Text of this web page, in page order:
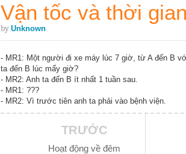
Vận tốc và thời
by Unknown
- MR1: Một người đi xe máy lúc 7 giờ, từ A đến B
ta đến B lúc mấy giờ?
- MR2: Anh ta đến B ít nhất 1 tuần sau.
- MR1: ???
- MR2: Vì trước tiên anh ta phải vào bệnh viện.
TRƯỚC
Hoạt động về đêm